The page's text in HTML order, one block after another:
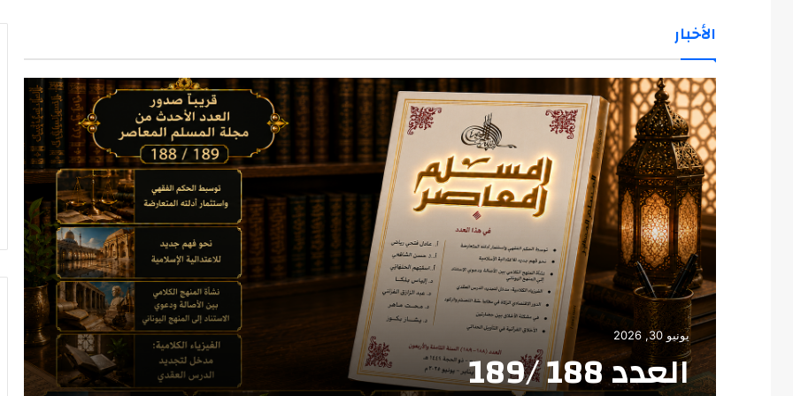
الأخبار
يونيو 30, 2026
العدد 188 /189